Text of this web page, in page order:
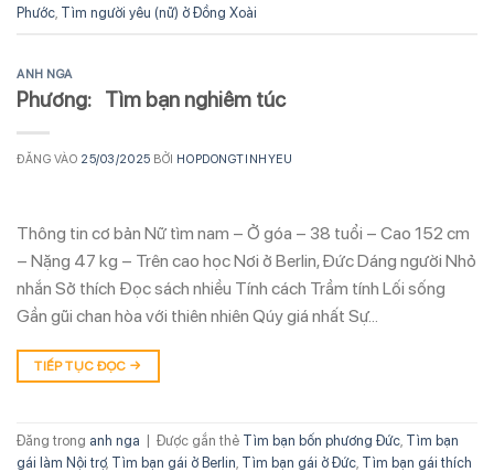
Phước, Tìm người yêu (nữ) ở Đồng Xoài
ANH NGA
Phương: Tìm bạn nghiêm túc
ĐĂNG VÀO 25/03/2025 BỞI HOPDONGTINHYEU
Thông tin cơ bản Nữ tìm nam – Ở góa – 38 tuổi – Cao 152 cm
– Nặng 47 kg – Trên cao học Nơi ở Berlin, Đức Dáng người Nhỏ
nhắn Sở thích Đọc sách nhiều Tính cách Trầm tính Lối sống
Gần gũi chan hòa với thiên nhiên Qúy giá nhất Sự…
TIẾP TỤC ĐỌC →
Đăng trong anh nga Được gắn thẻ Tìm bạn bốn phương Đức Tìm bạn
gái làm Nội trợ, Tìm bạn gái ở Berlin Tìm bạn gái ở Đức Tìm bạn gái thích